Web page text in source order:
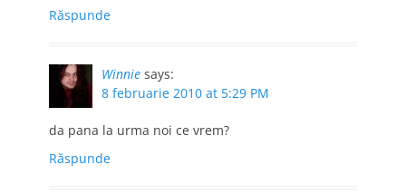
Răspunde
Winnie says:
8 februarie 2010 at 5:29 PM
da pana la urma noi ce vrem?
Răspunde